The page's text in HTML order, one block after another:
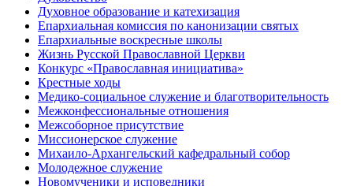
Духовное образование и катехизация
Епархиальная комиссия по канонизации святых
Епархиальные воскресные школы
Жизнь Русской Православной Церкви
Конкурс «Православная инициатива»
Крестные ходы
Медико-социальное служение и благотворительность
Межконфессиональные отношения
Межсоборное присутствие
Миссионерское служение
Михаило-Архангельский кафедральный собор
Молодежное служение
Новомученики и исповедники